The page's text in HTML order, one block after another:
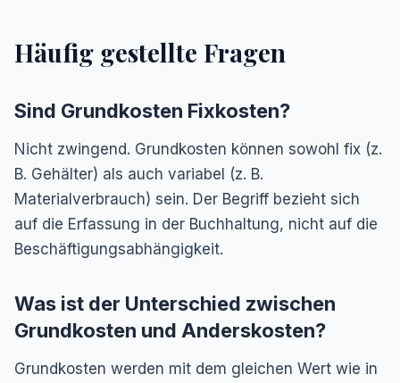
Häufig gestellte Fragen
Sind Grundkosten Fixkosten?
Nicht zwingend. Grundkosten können sowohl fix (z.
B. Gehälter) als auch variabel (z. B.
Materialverbrauch) sein. Der Begriff bezieht sich
auf die Erfassung in der Buchhaltung, nicht auf die
Beschäftigungsabhängigkeit.
Was ist der Unterschied zwischen
Grundkosten und Anderskosten?
Grundkosten werden mit dem gleichen Wert wie in